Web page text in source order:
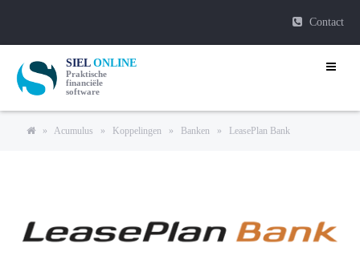
Contact
SIEL ONLINE
Praktische
financiële
software
» Acumulus » Koppelingen » Banken » LeasePlan Bank